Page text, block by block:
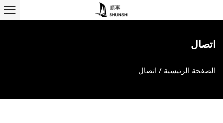
اتصال
الصفحة الرئيسية / اتصال